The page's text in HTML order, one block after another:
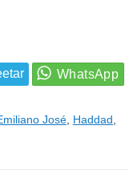
José, Haddad,